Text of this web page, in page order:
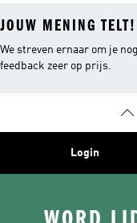
JOUW MENING TELT!
We streven ernaar om je
feedback zeer op prijs.
Login